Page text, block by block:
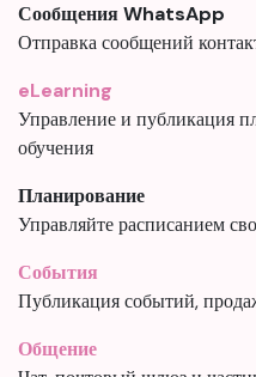
Сообщения WhatsApp
Отправка сообщений
eLearning
Управление и публикация
обучения
Планирование
Управляйте расписанием
События
Публикация событий,
Общение